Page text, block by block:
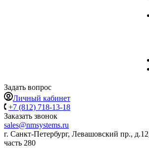
Задать вопрос
Личный кабинет
+7 (812) 718-13-18
Заказать звонок
sales@nmsystems.ru
г. Санкт-Петербург, Левашовский пр.,
часть 280